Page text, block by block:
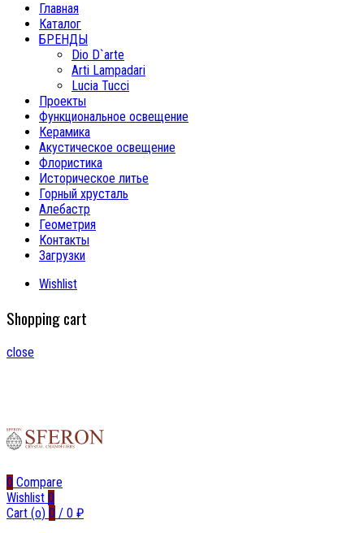
Главная
Каталог
БРЕНДЫ
Dio D`arte
Arti Lampadari
Lucia Tucci
Проекты
Функциональное освещение
Керамика
Акустическое освещение
Флористика
Историческое литье
Горный хрусталь
Алебастр
Геометрия
Контакты
Загрузки
Wishlist
Shopping cart
close
0 Compare
Wishlist 0
Cart (o) 0 / 0 ₽